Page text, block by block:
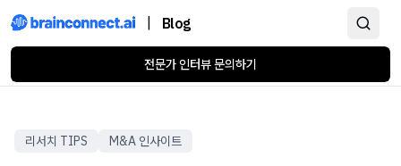
Blog
전문가 인터뷰 문의하기
리서치 TIPS M&A 인사이트